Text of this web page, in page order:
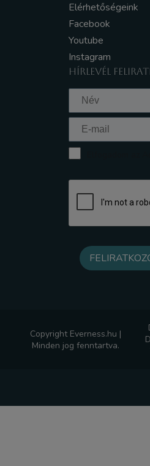
Elérhetőségeink
Facebook
Youtube
Instagram
HÍRLEVÉL
Copyright Everness.hu |
Minden jog fenntartva.